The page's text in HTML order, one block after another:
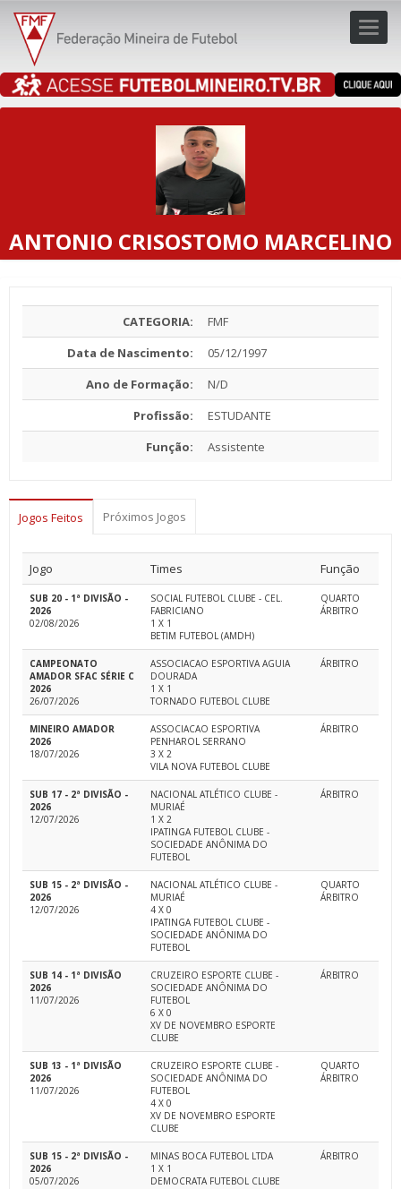
ANTONIO CRISOSTOMO MARCELINO
CATEGORIA:
FMF
Data de Nascimento:
05/12/1997
Ano de Formação:
N/D
Profissão:
ESTUDANTE
Função:
Assistente
Jogos Feitos Próximos Jogos
Jogo Times Função
SUB 20 - 1ª DIVISÃO -
2026
02/08/2026
SOCIAL FUTEBOL CLUBE - CEL.
FABRICIANO
1 X 1
BETIM FUTEBOL (AMDH)
QUARTO
ÁRBITRO
CAMPEONATO
AMADOR SFAC SÉRIE C
2026
26/07/2026
ASSOCIACAO ESPORTIVA AGUIA
DOURADA
1 X 1
TORNADO FUTEBOL CLUBE
ÁRBITRO
MINEIRO AMADOR
2026
18/07/2026
ASSOCIACAO ESPORTIVA
PENHAROL SERRANO
3 X 2
VILA NOVA FUTEBOL CLUBE
ÁRBITRO
SUB 17 - 2ª DIVISÃO -
2026
12/07/2026
NACIONAL ATLÉTICO CLUBE -
MURIAÉ
1 X 2
IPATINGA FUTEBOL CLUBE -
SOCIEDADE ANÔNIMA DO
FUTEBOL
ÁRBITRO
SUB 15 - 2ª DIVISÃO -
2026
12/07/2026
NACIONAL ATLÉTICO CLUBE -
MURIAÉ
4 X 0
IPATINGA FUTEBOL CLUBE -
SOCIEDADE ANÔNIMA DO
FUTEBOL
QUARTO
ÁRBITRO
SUB 14 - 1ª DIVISÃO
2026
11/07/2026
CRUZEIRO ESPORTE CLUBE -
SOCIEDADE ANÔNIMA DO
FUTEBOL
6 X 0
XV DE NOVEMBRO ESPORTE
CLUBE
ÁRBITRO
SUB 13 - 1ª DIVISÃO
2026
11/07/2026
CRUZEIRO ESPORTE CLUBE -
SOCIEDADE ANÔNIMA DO
FUTEBOL
4 X 0
XV DE NOVEMBRO ESPORTE
CLUBE
QUARTO
ÁRBITRO
SUB 15 - 2ª DIVISÃO -
2026
05/07/2026
MINAS BOCA FUTEBOL LTDA
1 X 1
DEMOCRATA FUTEBOL CLUBE
ÁRBITRO